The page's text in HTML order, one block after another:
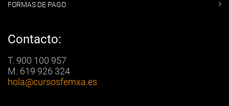
FORMAS DE PAGO
Contacto:
T. 900 100 957
M. 619 926 324
hola@cursosfemxa.es